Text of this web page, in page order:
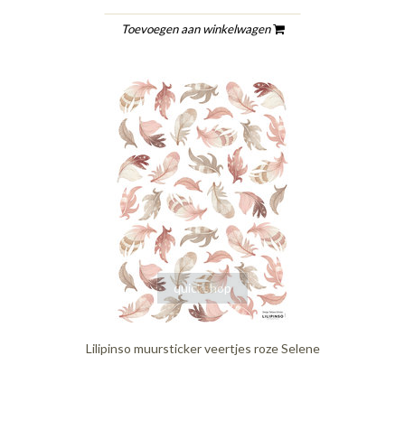
Toevoegen aan winkelwagen
quickshop
Lilipinso muursticker veertjes roze Selene